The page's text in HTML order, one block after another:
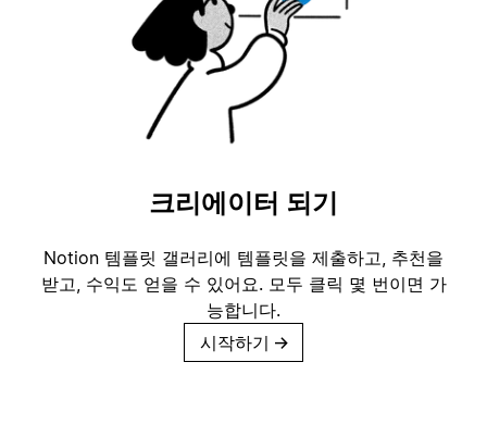
크리에이터 되기
Notion 템플릿 갤러리에 템플릿을 제출하고, 추천을
받고, 수익도 얻을 수 있어요. 모두 클릭 몇 번이면 가
능합니다.
시작하기 →